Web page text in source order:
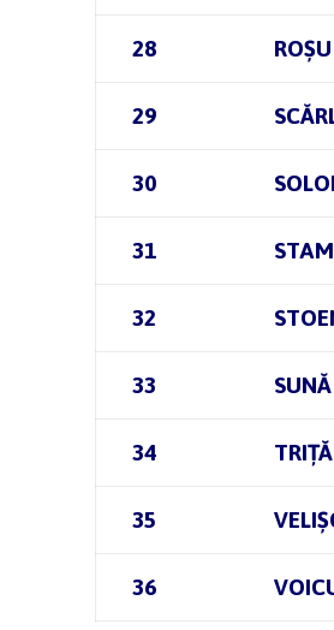
28
29
30
31
32
33
34
35
36